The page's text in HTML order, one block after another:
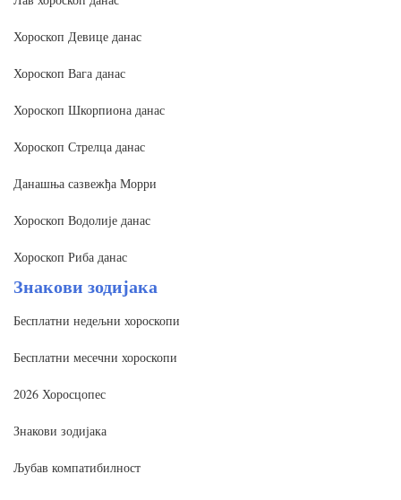
Хороскоп Девице данас
Хороскоп Вага данас
Хороскоп Шкорпиона данас
Хороскоп Стрелца данас
Данашња сазвежђа Морри
Хороскоп Водолије данас
Хороскоп Риба данас
Знакови зодијака
Бесплатни недељни хороскопи
Бесплатни месечни хороскопи
2026 Хоросцопес
Знакови зодијака
Љубав компатибилност